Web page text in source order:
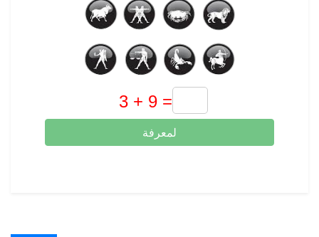
لمعرفة